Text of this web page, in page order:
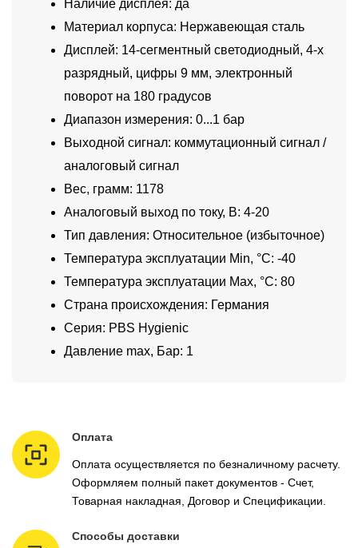
Наличие дисплея: да
Материал корпуса: Нержавеющая сталь
Дисплей: 14-сегментный светодиодный, 4-х
разрядный, цифры 9 мм, электронный
поворот на 180 градусов
Диапазон измерения: 0...1 бар
Выходной сигнал: коммутационный сигнал /
аналоговый сигнал
Вес, грамм: 1178
Аналоговый выход по току, В: 4-20
Тип давления: Относительное (избыточное)
Температура эксплуатации Min, °C: -40
Температура эксплуатации Max, °C: 80
Страна происхождения: Германия
Серия: PBS Hygienic
Давление max, Бар: 1
Оплата
Оплата осуществляется по безналичному расчету.
Оформляем полный пакет документов - Счет,
Товарная накладная, Договор и Спецификации.
Способы доставки